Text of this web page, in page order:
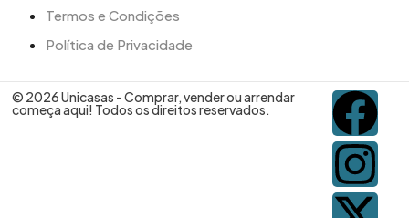
Termos e Condições
Política de Privacidade
© 2026 Unicasas - Comprar, vender ou arrendar
começa aqui! Todos os direitos reservados.